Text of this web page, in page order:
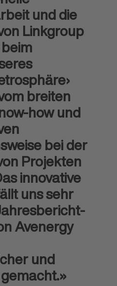
und die
Linkgroup
breiten
how und
bei der
Projekten
innovative
uns sehr
Avenergy
und